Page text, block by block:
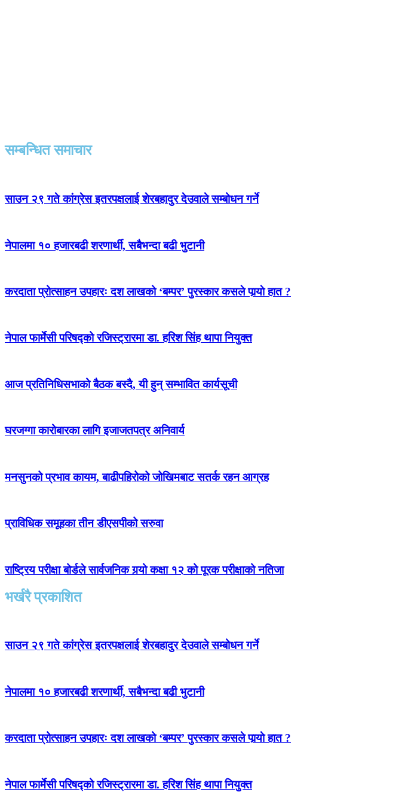
सम्बन्धित समाचार
साउन २९ गते कांग्रेस इतरपक्षलाई शेरबहादुर देउवाले सम्बोधन गर्ने
नेपालमा १० हजारबढी शरणार्थी, सबैभन्दा बढी भुटानी
करदाता प्रोत्साहन उपहारः दश लाखको ‘बम्पर’ पुरस्कार कसले पार्‍याे हात ?
नेपाल फार्मेसी परिषद्को रजिस्ट्रारमा डा. हरिश सिंह थापा नियुक्त
आज प्रतिनिधिसभाको बैठक बस्दै, यी हुन् सम्भावित कार्यसूची
घरजग्गा कारोबारका लागि इजाजतपत्र अनिवार्य
मनसुनको प्रभाव कायम, बाढीपहिरोको जोखिमबाट सतर्क रहन आग्रह
प्राविधिक समूहका तीन डीएसपीको सरुवा
राष्ट्रिय परीक्षा बोर्डले सार्वजनिक गर्‍यो कक्षा १२ को पूरक परीक्षाको नतिजा
भर्खरै प्रकाशित
साउन २९ गते कांग्रेस इतरपक्षलाई शेरबहादुर देउवाले सम्बोधन गर्ने
नेपालमा १० हजारबढी शरणार्थी, सबैभन्दा बढी भुटानी
करदाता प्रोत्साहन उपहारः दश लाखको ‘बम्पर’ पुरस्कार कसले पार्‍याे हात ?
नेपाल फार्मेसी परिषद्को रजिस्ट्रारमा डा. हरिश सिंह थापा नियुक्त